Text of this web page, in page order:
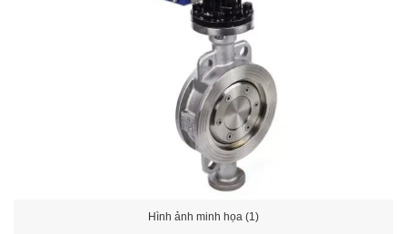
Hình ảnh minh họa (1)